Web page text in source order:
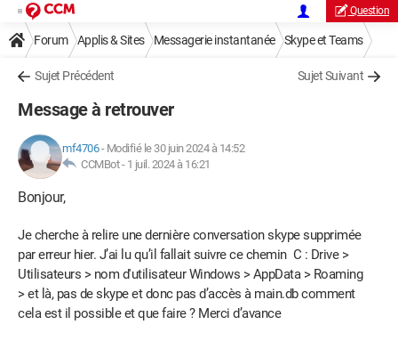
Question
Forum Applis & Sites Messagerie instantanée Skype et Teams
Sujet Précédent Sujet Suivant
Message à retrouver
mf4706- Modifié le 30 juin 2024 à 14:52
CCMBot - 1 juil. 2024 à 16:21
Bonjour,
Je cherche à relire une dernière conversation skype supprimée
par erreur hier. J’ai lu qu’il fallait suivre ce chemin C : Drive >
Utilisateurs > nom d'utilisateur Windows > AppData > Roaming
> et là, pas de skype et donc pas d’accès à main.db comment
cela est il possible et que faire ? Merci d’avance